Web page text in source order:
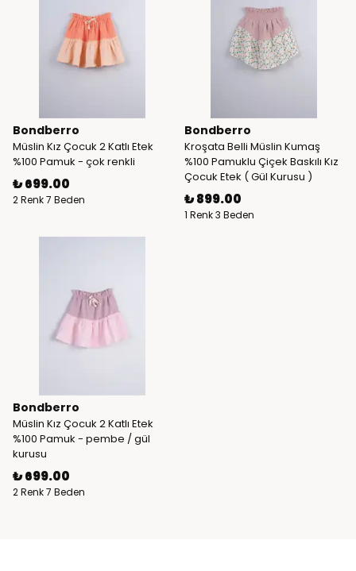
Bondberro
Müslin Kız Çocuk 2 Katlı Etek
%100 Pamuk - çok renkli
₺ 699.00
2 Renk 7 Beden
Bondberro
Kroşata Belli Müslin Kumaş
%100 Pamuklu Çiçek Baskılı Kız
Çocuk Etek ( Gül Kurusu )
₺ 899.00
1 Renk 3 Beden
Bondberro
Müslin Kız Çocuk 2 Katlı Etek
%100 Pamuk - pembe / gül
kurusu
₺ 699.00
2 Renk 7 Beden